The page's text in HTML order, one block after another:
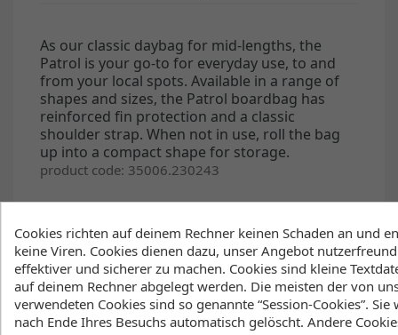
As our classic daybag for mid-lengths, the
Patrol is your go-to for everyday use, to and
from your local spots. Available in a range of
shapes and sizes, the Patrol boardbag has
reinforced fin protection and a classic
shoulder strap. When not in use, roll the bag
up into a compact shape for storage.
product code: 35006.230243
Features
Protective padding
Cookies richten auf deinem Rechner keinen Schaden an und
keine Viren. Cookies dienen dazu, unser Angebot
effektiver und sicherer zu machen. Cookies sind kleine
auf deinem Rechner abgelegt werden. Die meisten der von
verwendeten Cookies sind so genannte “Session-Cookies”. Sie
nach Ende Ihres Besuchs automatisch gelöscht. Andere